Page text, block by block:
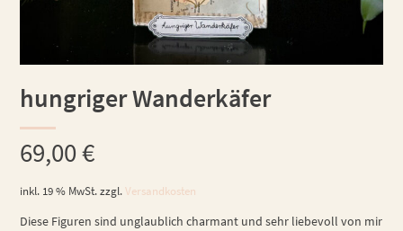
hungriger Wanderkäfer
69,00€
inkl. 19 % MwSt. zzgl.Versandkosten
Diese Figuren sind unglaublich charmant und sehr liebevoll von mir